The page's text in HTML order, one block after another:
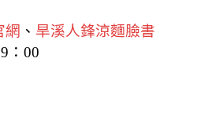
網 、 旱溪人鋒涼麵臉書
：00